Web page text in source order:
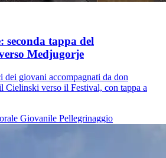
seconda tappa del
Medjugorje
giovani accompagnati da don
Cielinski verso il Festival, con tappa a
Giovanile Pellegrinaggio